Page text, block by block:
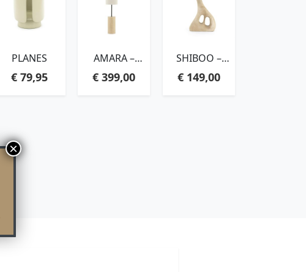
PLANES
€79,95
AMARA –
€ 399,00
SHIBOO –
€149,00